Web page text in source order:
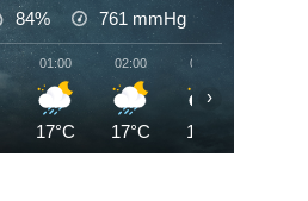
84% 761 mmHg
01:00
17°C
02:00
17°C
03:00
17°C
›